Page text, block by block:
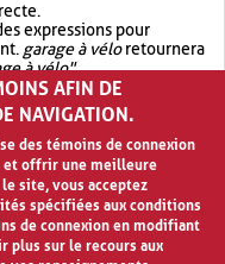
expressions pour
garage à véloretournera
à vélo".
avec OR.garage OR vélo
quegarage à vélo
AFIN DE
NAVIGATION.
des témoins de connexion
et offrir une meilleure
site, vous acceptez
spécifiées aux conditions
de connexion en modifiant
plus sur le recours aux